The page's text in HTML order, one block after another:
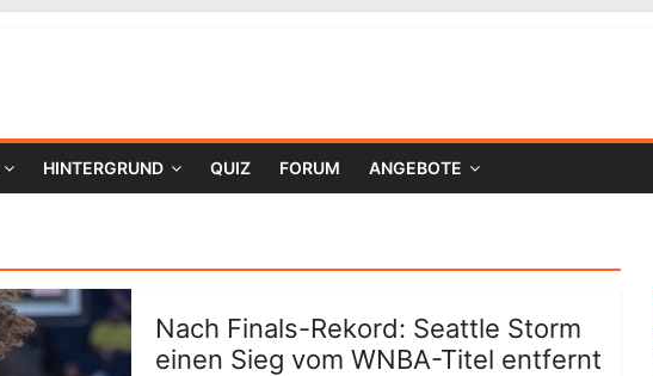
HINTERGRUND QUIZ FORUM ANGEBOTE
Nach Finals-Rekord: Seattle Storm
einen Sieg vom WNBA-Titel entfernt